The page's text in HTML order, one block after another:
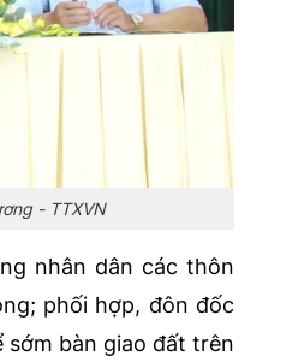
- TTXVN
nhân dân các thôn
phối hợp, đôn đốc
bàn giao đất trên